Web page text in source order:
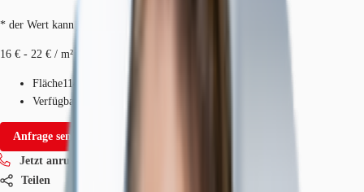
* der Wert kann je nach Vertragslaufzeit variieren.
16 € - 22 € / m²
Fläche114 - 4.627 m²
Verfügbarkeit
Anfrage senden
Jetzt anrufen
Teilen